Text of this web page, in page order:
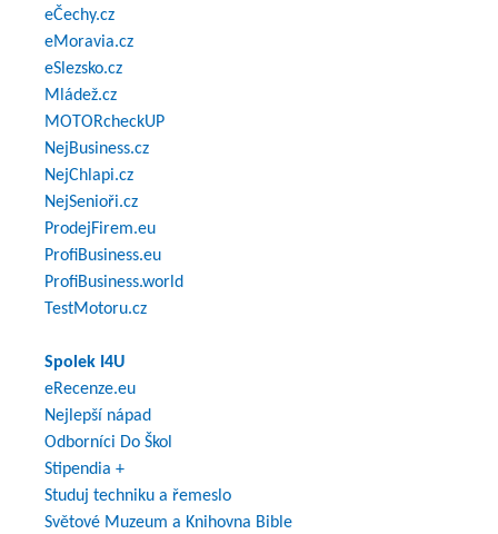
eČechy.cz
eMoravia.cz
eSlezsko.cz
Mládež.cz
MOTORcheckUP
NejBusiness.cz
NejChlapi.cz
NejSenioři.cz
ProdejFirem.eu
ProfiBusiness.eu
ProfiBusiness.world
TestMotoru.cz
Spolek I4U
eRecenze.eu
Nejlepší nápad
Odborníci Do Škol
Stipendia +
Studuj techniku a řemeslo
Světové Muzeum a Knihovna Bible